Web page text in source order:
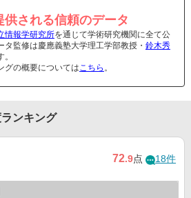
供される信頼のデータ
情報学研究所を通じて学術研究機関に全て公
タ監修は慶應義塾大学理工学部教授・ 鈴木秀
グの概要についてはこちら 。
ンキング
72.9点 18件